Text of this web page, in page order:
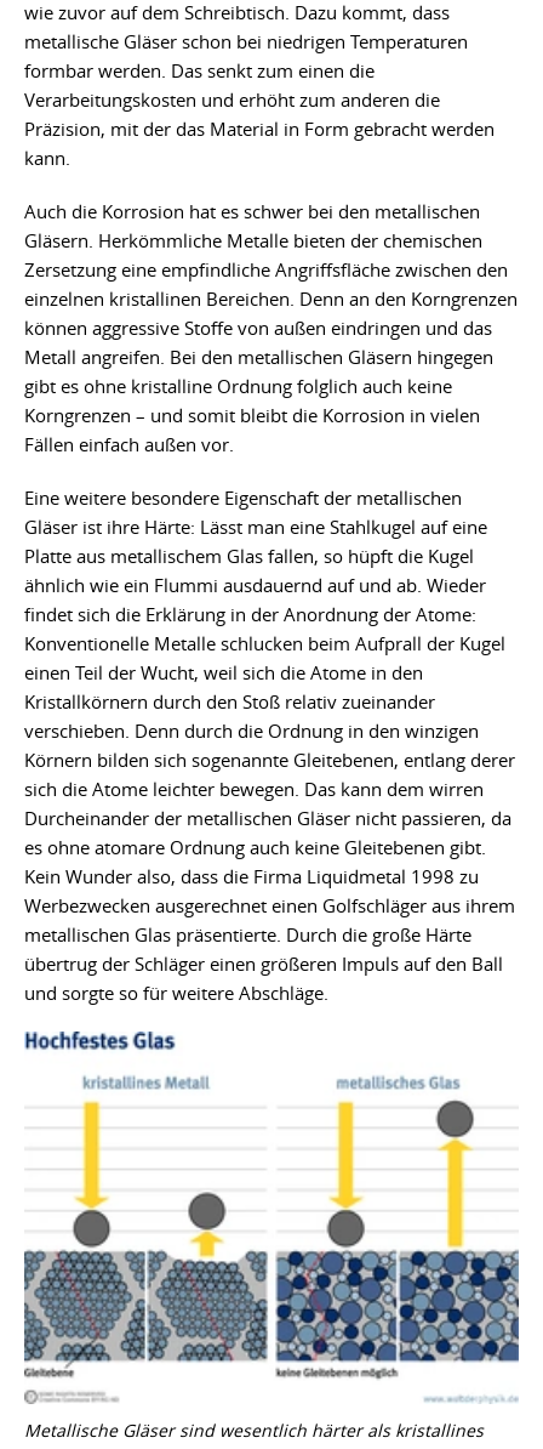
wie zuvor auf dem Schreibtisch. Dazu kommt, dass
metallische Gläser schon bei niedrigen Temperaturen
formbar werden. Das senkt zum einen die
Verarbeitungskosten und erhöht zum anderen die
Präzision, mit der das Material in Form gebracht werden
kann.
Auch die Korrosion hat es schwer bei den metallischen
Gläsern. Herkömmliche Metalle bieten der chemischen
Zersetzung eine empfindliche Angriffsfläche zwischen den
einzelnen kristallinen Bereichen. Denn an den Korngrenzen
können aggressive Stoffe von außen eindringen und das
Metall angreifen. Bei den metallischen Gläsern hingegen
gibt es ohne kristalline Ordnung folglich auch keine
Korngrenzen – und somit bleibt die Korrosion in vielen
Fällen einfach außen vor.
Eine weitere besondere Eigenschaft der metallischen
Gläser ist ihre Härte: Lässt man eine Stahlkugel auf eine
Platte aus metallischem Glas fallen, so hüpft die Kugel
ähnlich wie ein Flummi ausdauernd auf und ab. Wieder
findet sich die Erklärung in der Anordnung der Atome:
Konventionelle Metalle schlucken beim Aufprall der Kugel
einen Teil der Wucht, weil sich die Atome in den
Kristallkörnern durch den Stoß relativ zueinander
verschieben. Denn durch die Ordnung in den winzigen
Körnern bilden sich sogenannte Gleitebenen, entlang derer
sich die Atome leichter bewegen. Das kann dem wirren
Durcheinander der metallischen Gläser nicht passieren, da
es ohne atomare Ordnung auch keine Gleitebenen gibt.
Kein Wunder also, dass die Firma Liquidmetal 1998 zu
Werbezwecken ausgerechnet einen Golfschläger aus ihrem
metallischen Glas präsentierte. Durch die große Härte
übertrug der Schläger einen größeren Impuls auf den Ball
und sorgte so für weitere Abschläge.
Metallische Gläser sind wesentlich härter als kristallines